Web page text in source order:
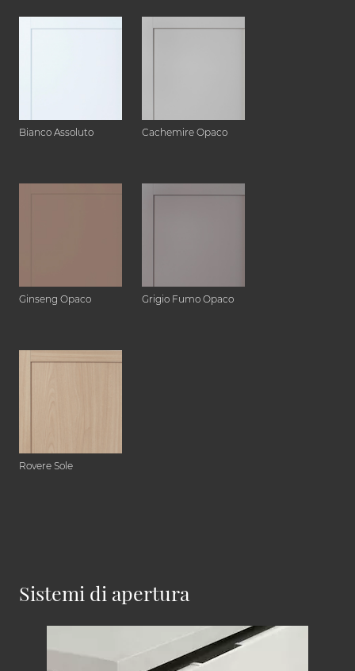
Bianco Assoluto Cachemire Opaco
Ginseng Opaco Grigio Fumo Opaco
Rovere Sole
Sistemi di apertura